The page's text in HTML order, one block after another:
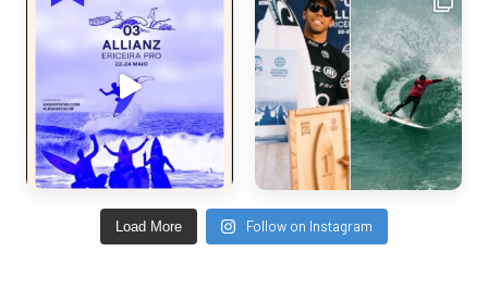
Load More Follow on Instagram